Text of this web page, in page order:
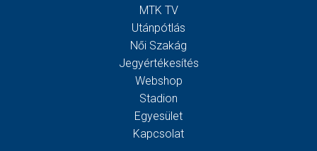
MTK TV
Utánpótlás
Női Szakág
Jegyértékesítés
Webshop
Stadion
Egyesület
Kapcsolat